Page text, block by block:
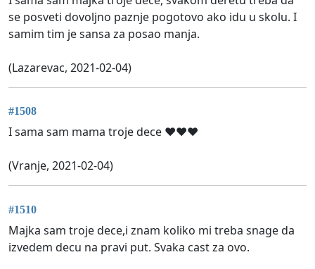
se posveti dovoljno paznje pogotovo ako idu u skolu. I
samim tim je sansa za posao manja.
(Lazarevac, 2021-02-04)
#1508
I sama sam mama troje dece ❤️❤️❤️
(Vranje, 2021-02-04)
#1510
Majka sam troje dece,i znam koliko mi treba snage da
izvedem decu na pravi put. Svaka cast za ovo.